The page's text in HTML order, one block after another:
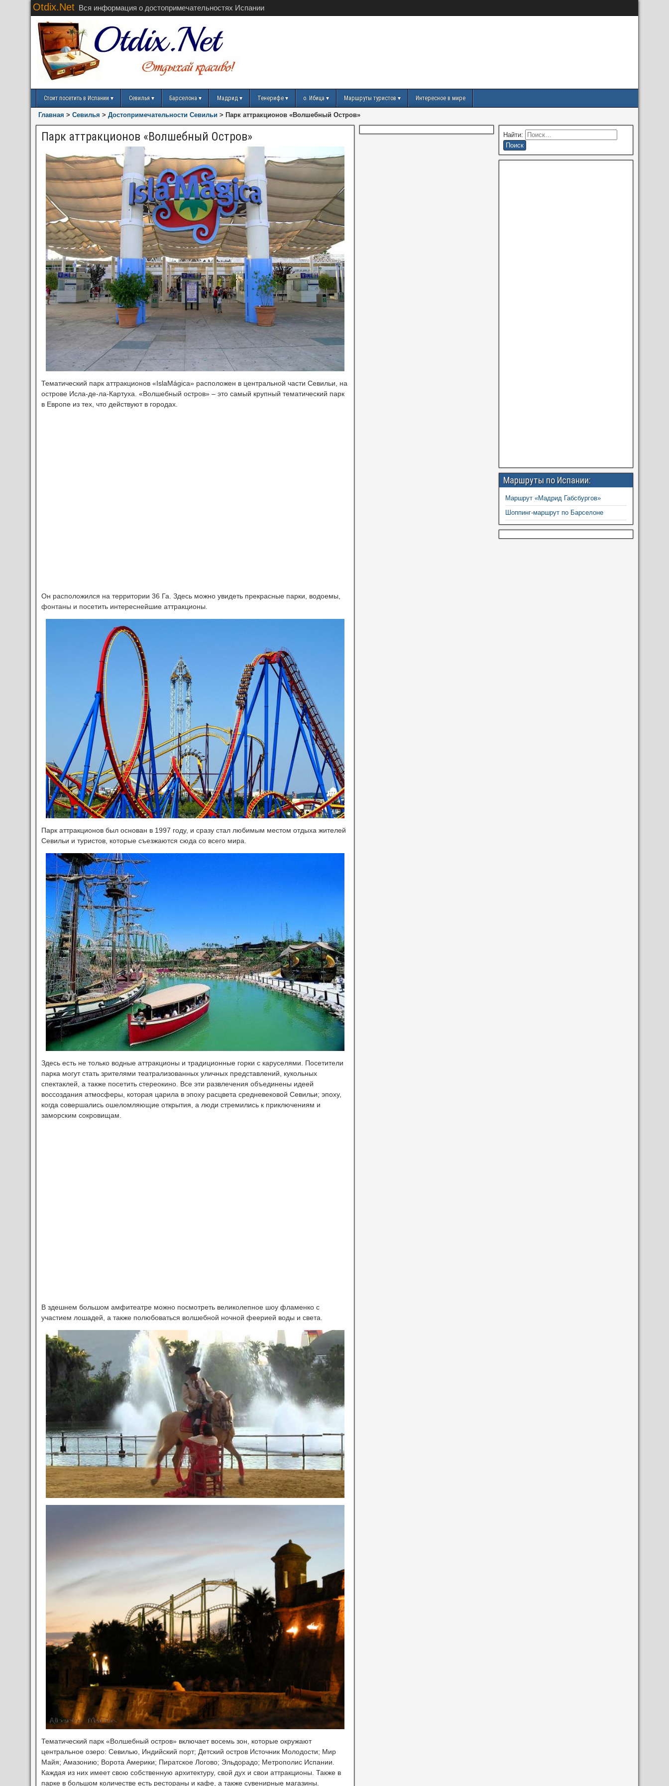
Otdix.Net Вся информация о достопримечательностях Испании
Стоит посетить в Испании Севилья Барселона Мадрид Тенерифе о. Ибица Маршруты туристов Интересное в мире
Главная > Севилья > Достопримечательности Севильи > Парк аттракционов «Волшебный Остров»
Парк аттракционов «Волшебный Остров»
Тематический парк аттракционов «IslaMágica» расположен в центральной части Севильи, на
острове Исла-де-ла-Картуха. «Волшебный остров» – это самый крупный тематический парк
в Европе из тех, что действуют в городах.
Он расположился на территории 36 Га. Здесь можно увидеть прекрасные парки, водоемы,
фонтаны и посетить интереснейшие аттракционы.
Парк аттракционов был основан в 1997 году, и сразу стал любимым местом отдыха жителей
Севильи и туристов, которые съезжаются сюда со всего мира.
Здесь есть не только водные аттракционы и традиционные горки с каруселями. Посетители
парка могут стать зрителями театрализованных уличных представлений, кукольных
спектаклей, а также посетить стереокино. Все эти развлечения объединены идеей
воссоздания атмосферы, которая царила в эпоху расцвета средневековой Севильи; эпоху,
когда совершались ошеломляющие открытия, а люди стремились к приключениям и
заморским сокровищам.
В здешнем большом амфитеатре можно посмотреть великолепное шоу фламенко с
участием лошадей, а также полюбоваться волшебной ночной феерией воды и света.
Тематический парк «Волшебный остров» включает восемь зон, которые окружают
центральное озеро: Севилью, Индийский порт; Детский остров Источник Молодости; Мир
Майя; Амазонию; Ворота Америки; Пиратское Логово; Эльдорадо; Метрополис Испании.
Каждая из них имеет свою собственную архитектуру, свой дух и свои аттракционы. Также в
парке в большом количестве есть рестораны и кафе, а также сувенирные магазины.
Найти:
Маршруты по Испании:
Маршрут «Мадрид Габсбургов»
Шоппинг-маршрут по Барселоне